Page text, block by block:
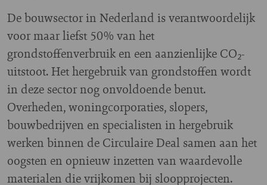
De bouwsector in Nederland is verantwoordelijk
voor maar liefst 50% van het
grondstoffenverbruik en een aanzienlijke CO₂-
uitstoot. Het hergebruik van grondstoffen wordt
in deze sector nog onvoldoende benut.
Overheden, woningcorporaties, slopers,
bouwbedrijven en specialisten in hergebruik
werken binnen de Circulaire Deal samen aan het
oogsten en opnieuw inzetten van waardevolle
materialen die vrijkomen bij sloopprojecten.